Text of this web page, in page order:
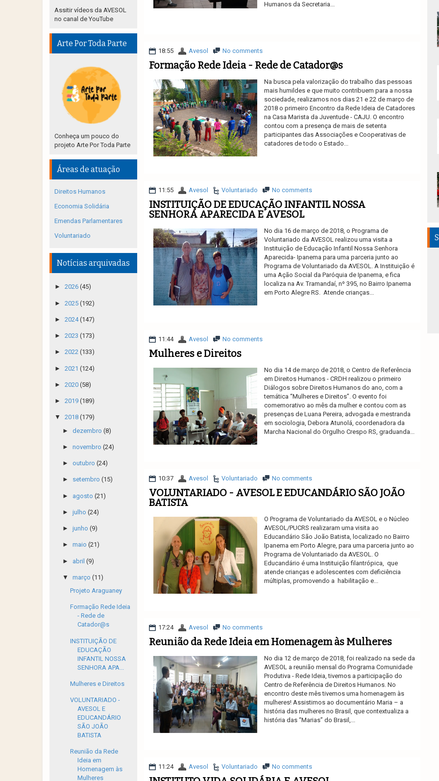
Humanos da Secretaria...
18:55 Avesol No comments
Formação Rede Ideia - Rede de Catador@s
Na busca pela valorização do trabalho das pessoas
mais humildes e que muito contribuem para a nossa
sociedade, realizamos nos dias 21 e 22 de março de
2018 o primeiro Encontro da Rede Ideia de Catadores
na Casa Marista da Juventude - CAJU. O encontro
contou com a presença de mais de setenta
participantes das Associações e Cooperativas de
catadores de todo o Estado...
11:55 Avesol Voluntariado No comments
INSTITUIÇÃO DE EDUCAÇÃO INFANTIL NOSSA
SENHORA APARECIDA E AVESOL
No dia 16 de março de 2018, o Programa de
Voluntariado da AVESOL realizou uma visita a
Instituição de Educação Infantil Nossa Senhora
Aparecida- Ipanema para uma parceria junto ao
Programa de Voluntariado da AVESOL. A Instituição é
uma Ação Social da Paróquia de Ipanema, e fica
localiza na Av. Tramandaí, nº 395, no Bairro Ipanema
em Porto Alegre RS. Atende crianças...
11:44 Avesol No comments
Mulheres e Direitos
No dia 14 de março de 2018, o Centro de Referência
em Direitos Humanos - CRDH realizou o primeiro
Diálogos sobre Direitos Humanos do ano, com a
temática “Mulheres e Direitos”. O evento foi
comemorativo ao mês da mulher e contou com as
presenças de Luana Pereira, advogada e mestranda
em sociologia, Debora Atunolá, coordenadora da
Marcha Nacional do Orgulho Crespo RS, graduanda...
10:37 Avesol Voluntariado No comments
VOLUNTARIADO - AVESOL E EDUCANDÁRIO SÃO JOÃO
BATISTA
O Programa de Voluntariado da AVESOL e o Núcleo
AVESOL/PUCRS realizaram uma visita ao
Educandário São João Batista, localizado no Bairro
Ipanema em Porto Alegre, para uma parceria junto ao
Programa de Voluntariado da AVESOL. O
Educandário é uma Instituição filantrópica, que
atende crianças e adolescentes com deficiência
múltiplas, promovendo a habilitação e...
17:24 Avesol No comments
Reunião da Rede Ideia em Homenagem às Mulheres
No dia 12 de março de 2018, foi realizado na sede da
AVESOL a reunião mensal do Programa Comunidade
Produtiva - Rede Ideia, tivemos a participação do
Centro de Referência de Direitos Humanos. No
encontro deste mês tivemos uma homenagem às
mulheres! Assistimos ao documentário Maria – a
história das mulheres no Brasil, que contextualiza a
história das “Marias” do Brasil,...
11:24 Avesol Voluntariado No comments
Assitir vídeos da AVESOL
no canal de YouTube
Arte Por Toda Parte
Conheça um pouco do
projeto Arte Por Toda Parte
Áreas de atuação
Direitos Humanos
Economia Solidária
Emendas Parlamentares
Voluntariado
Notícias arquivadas
► 2026 (45)
► 2025 (192)
► 2024(147)
► 2023 (173)
► 2022 (133)
► 2021 (124)
► 2020 (58)
► 2019 (189)
▼ 2018 (179)
► dezembro (8)
► novembro (24)
► outubro (24)
► setembro (15)
► agosto (21)
► julho (24)
► junho (9)
► maio (21)
► abril (9)
▼ março (11)
Projeto Araguaney
Formação Rede Ideia
- Rede de
Catador@s
INSTITUIÇÃO DE
EDUCAÇÃO
INFANTIL NOSSA
SENHORA APA...
Mulheres e Direitos
VOLUNTARIADO -
AVESOL E
EDUCANDÁRIO
SÃO JOÃO
BATISTA
Reunião da Rede
Ideia em
Homenagem às
Mulheres